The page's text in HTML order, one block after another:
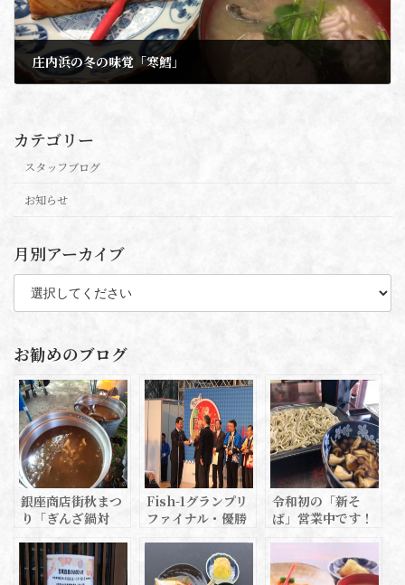
庄内浜の冬の味覚「寒鱈」
カテゴリー
スタッフブログ
お知らせ
月別アーカイブ
お勧めのブログ
銀座商店街秋まつ
り「ぎんざ鍋対
決！」
Fish-1グランプリ
ファイナル・優勝
令和初の「新そ
ば」営業中です！